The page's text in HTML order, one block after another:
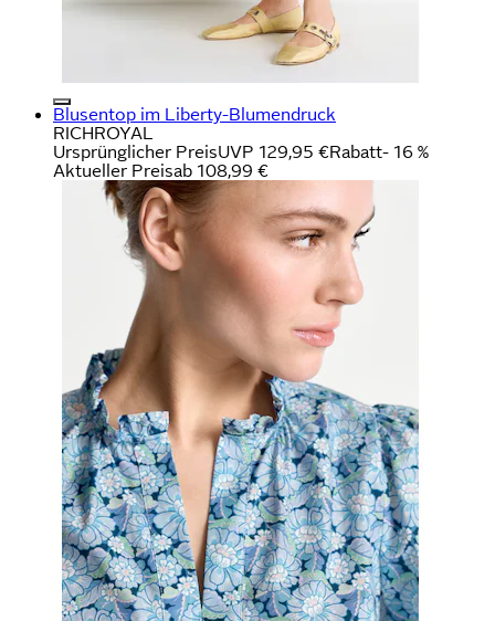
Blusentop im Liberty-Blumendruck
RICHROYAL
Ursprünglicher PreisUVP 129,95 €Rabatt- 16 %
Aktueller Preisab 108,99 €